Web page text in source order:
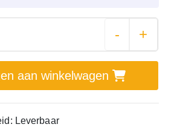
- +
aan winkelwagen
Leverbaar